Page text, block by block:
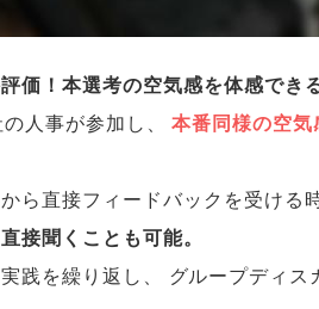
価！本選考の空気感を体感でき
人事が参加し 、 本番同様の空
ら直接フィードバックを受ける
接聞くことも可能。
践を繰り返し 、 グループディス